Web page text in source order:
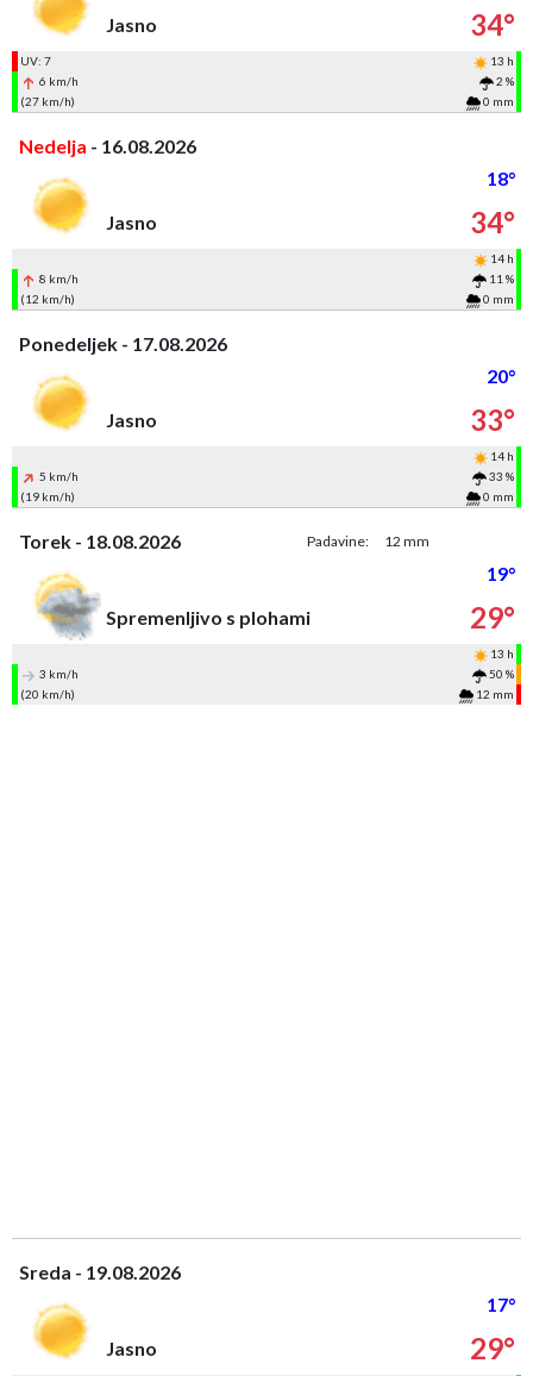
Jasno 34°
UV: 7
13 h
6 km/h
2 %
(27 km/h)
0 mm
Nedelja - 16.08.2026
18°
Jasno
34°
14 h
8 km/h
11 %
(12 km/h)
0 mm
Ponedeljek - 17.08.2026
20°
Jasno
33°
14 h
5 km/h
33 %
(19 km/h)
0 mm
Torek - 18.08.2026 Padavine: 12 mm
19°
Spremenljivo s plohami
29°
13 h
3 km/h
50 %
(20 km/h)
12 mm
Sreda - 19.08.2026
17°
Jasno
29°